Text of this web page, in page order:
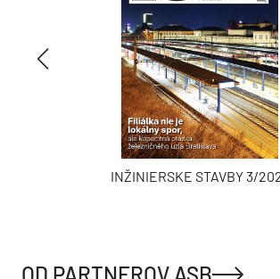
INŽINIERSKE STAVBY 3/